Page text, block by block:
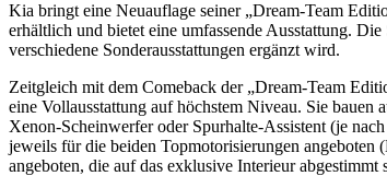
Kia bringt eine Neuauflage seiner „Dream-Team
erhältlich und bietet eine umfassende Ausstattung.
verschiedene Sonderausstattungen ergänzt wird.
Zeitgleich mit dem Comeback der „Dream-Team
eine Vollausstattung auf höchstem Niveau. Sie bauen
Xenon-Scheinwerfer oder Spurhalte-Assistent (je
jeweils für die beiden Topmotorisierungen
angeboten, die auf das exklusive Interieur